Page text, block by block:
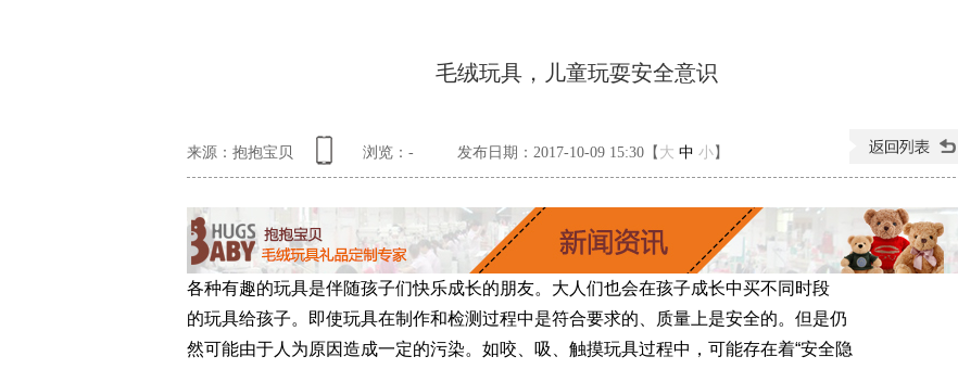
毛绒玩具，儿童玩耍安全意识
来源：抱抱宝贝 浏览： - 发布日期：2017-10-09 15:30【 大 中 小】
各种有趣的玩具是伴随孩子们快乐成长的朋友。大人们也会在孩子成长中买不同时段
的玩具给孩子。即使玩具在制作和检测过程中是符合要求的、质量上是安全的。但是仍
然可能由于人为原因造成一定的污染。如咬、吸、触摸玩具过程中，可能存在着“安全隐